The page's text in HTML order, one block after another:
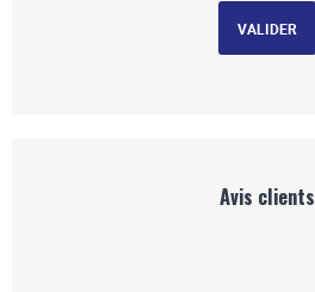
Avis clients